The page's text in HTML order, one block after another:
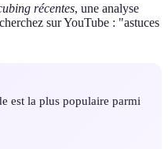
récentes, une analyse
sur YouTube : "astuces
est la plus populaire parmi